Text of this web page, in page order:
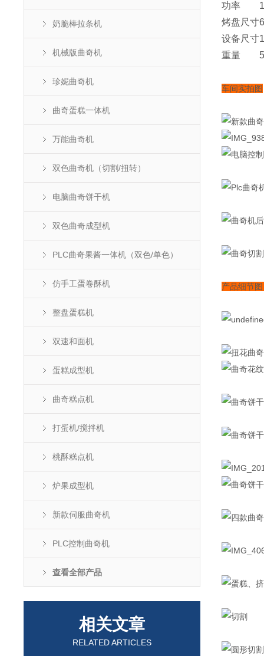
奶脆棒拉条机
机械版曲奇机
珍妮曲奇机
曲奇蛋糕一体机
万能曲奇机
双色曲奇机（切割/扭转）
电脑曲奇饼干机
双色曲奇成型机
PLC曲奇果酱一体机（双色/单色）
仿手工蛋卷酥机
整盘蛋糕机
双速和面机
蛋糕成型机
曲奇糕点机
打蛋机/搅拌机
桃酥糕点机
炉果成型机
新款伺服曲奇机
PLC控制曲奇机
查看全部产品
相关文章
RELATED ARTICLES
功率
烤盘尺寸
设备尺寸
重量
车间实拍图
产品细节